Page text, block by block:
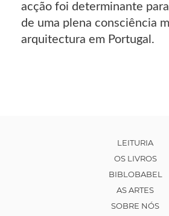
acção foi determinante
de uma plena consciência
arquitectura em Portugal.
LEITURIA
OS LIVROS
BIBLOBABEL
AS ARTES
SOBRE NÓS